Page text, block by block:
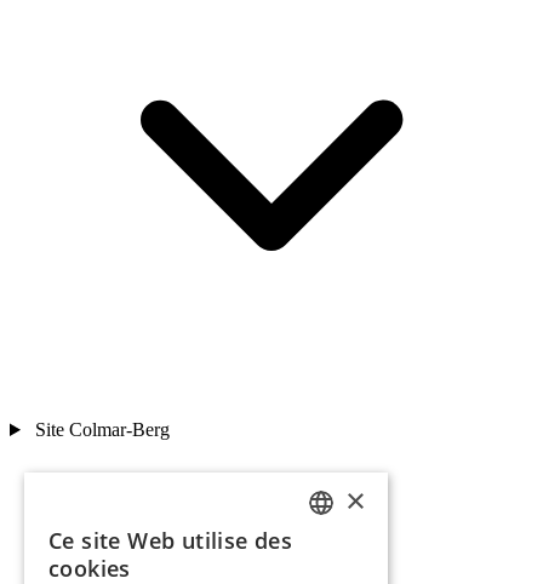
Site Colmar-Berg
×
Ce site Web utilise des
cookies